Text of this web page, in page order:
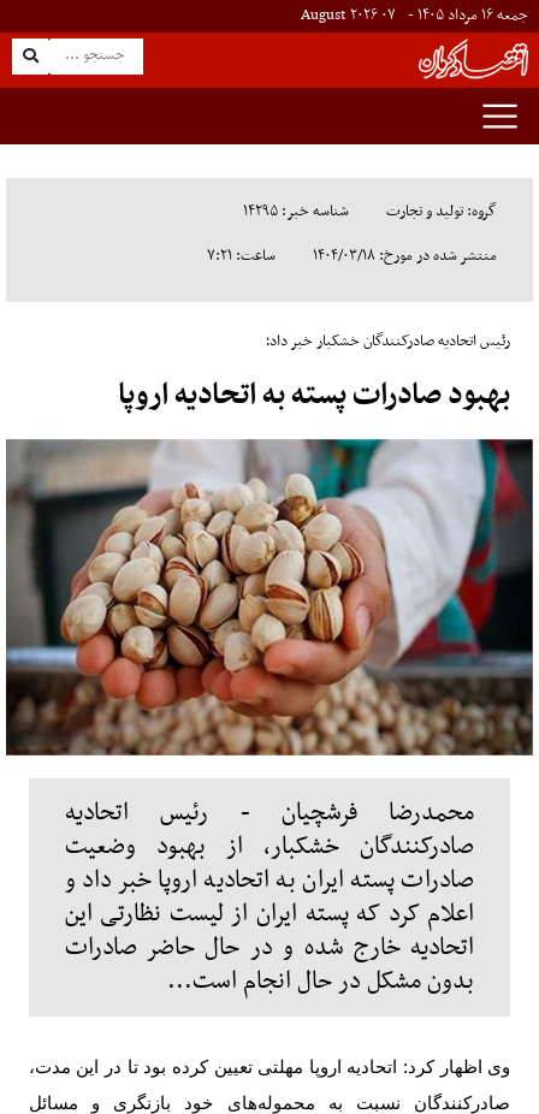
جمعه ۱۶ مرداد ۱۴۰۵ - ۰۷۲۰۲۶
گروه: تولید و تجارت
شناسه خبر: ۱۴۲۹۵
منتشر شده در مورخ: ۱۴۰۴/۰۳/۱۸
ساعت: ۷:۲۱
رئیس اتحادیه صادرکنندگان خشکبار خبر داد؛
بهبود صادرات پسته به اتحادیه اروپا
محمدرضا فرشچیان - رئیس اتحادیه
صادرکنندگان خشکبار، از بهبود وضعیت
صادرات پسته ایران به اتحادیه اروپا خبر داد و
اعلام کرد که پسته ایران از لیست نظارتی این
اتحادیه خارج شده و در حال حاضر صادرات
بدون مشکل در حال انجام است...
وی اظهار کرد: اتحادیه اروپا مهلتی تعیین کرده بود تا در این مدت،
صادرکنندگان نسبت به محموله‌های خود بازنگری و مسائل